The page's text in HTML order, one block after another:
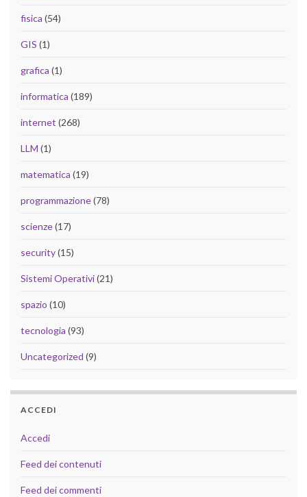
fisica (54)
GIS (1)
grafica (1)
informatica (189)
internet (268)
LLM (1)
matematica (19)
programmazione(78)
scienze(17)
security(15)
Sistemi Operativi(21)
spazio (10)
tecnologia (93)
Uncategorized (9)
ACCEDI
Accedi
Feed dei contenuti
Feed dei commenti